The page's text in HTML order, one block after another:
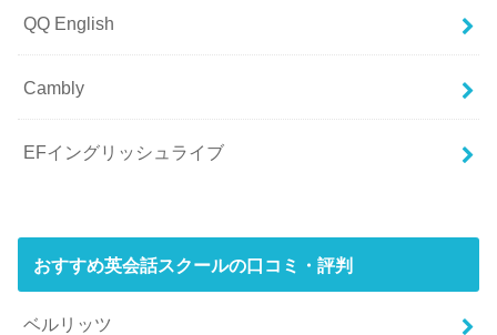
QQ English
Cambly
EFイングリッシュライブ
おすすめ英会話スクールの口コミ・評判
ベルリッツ